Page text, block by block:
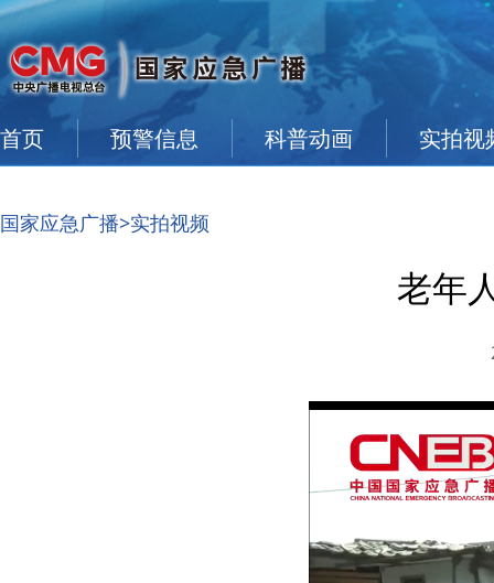
首页 预警信息 科普动画 实拍视
国家应急广播>实拍视频
老年